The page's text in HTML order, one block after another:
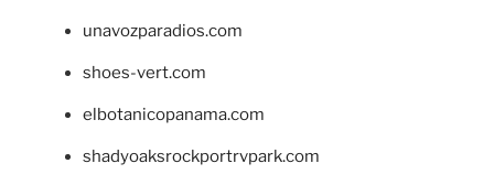
unavozparadios.com
shoes-vert.com
elbotanicopanama.com
shadyoaksrockportrvpark.com